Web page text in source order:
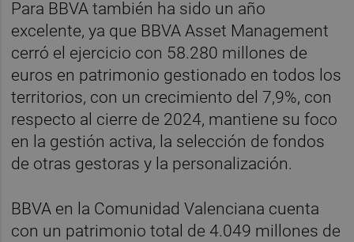
Para BBVA también ha sido un año
excelente, ya que BBVA Asset Management
cerró el ejercicio con 58.280 millones de
euros en patrimonio gestionado en todos los
territorios, con un crecimiento del 7,9%, con
respecto al cierre de 2024, mantiene su foco
en la gestión activa, la selección de fondos
de otras gestoras y la personalización.
BBVA en la Comunidad Valenciana cuenta
con un patrimonio total de 4.049 millones de